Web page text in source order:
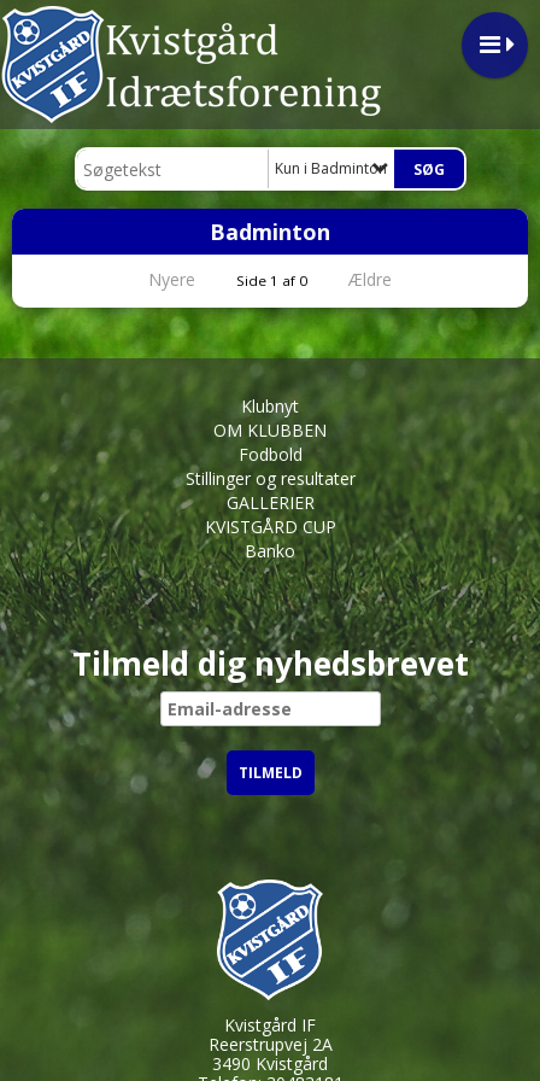
Kun i Badminton
Badminton
Nyere Side 1 af 0 Ældre
Klubnyt
OM KLUBBEN
Fodbold
Stillinger og resultater
GALLERIER
KVISTGÅRD CUP
Banko
Tilmeld dig nyhedsbrevet
Kvistgård IF
Reerstrupvej 2A
3490 Kvistgård